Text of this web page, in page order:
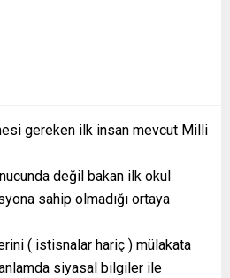
gereken ilk insan mevcut Milli
değil bakan ilk okul
sahip olmadığı ortaya
( istisnalar hariç ) mülakata
siyasal bilgiler ile